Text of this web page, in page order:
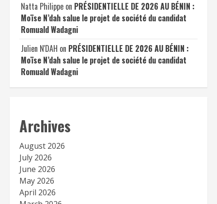
Natta Philippe on PRÉSIDENTIELLE DE 2026 AU BÉNIN :
Moïse N’dah salue le projet de société du candidat
Romuald Wadagni
Julien N'DAH on PRÉSIDENTIELLE DE 2026 AU BÉNIN :
Moïse N’dah salue le projet de société du candidat
Romuald Wadagni
Archives
August 2026
July 2026
June 2026
May 2026
April 2026